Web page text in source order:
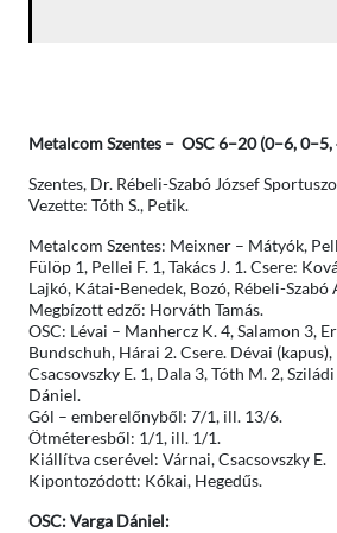
Metalcom Szentes – OSC 6–20 (0–6, 0–5,
Szentes, Dr. Rébeli-Szabó József
Vezette: Tóth S., Petik.
Metalcom Szentes: Meixner – Mátyók,
Fülöp 1, Pellei F. 1, Takács J. 1. Csere:
Lajkó, Kátai-Benedek, Bozó, Rébeli-
Megbízott edző: Horváth Tamás.
OSC: Lévai – Manhercz K. 4, Salamon 3,
Bundschuh, Hárai 2. Csere. Dévai (kapus),
Csacsovszky E. 1, Dala 3, Tóth M. 2,
Dániel.
Gól – emberelőnyből: 7/1, ill. 13/6.
Ötméteresből: 1/1, ill. 1/1.
Kiállítva cserével: Várnai, Csacsovszky E.
Kipontozódott: Kókai, Hegedűs.
OSC: Varga Dániel: